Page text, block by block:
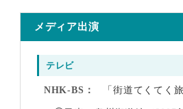
メディア出演
テレビ
NHK-BS 「街道てくてく旅